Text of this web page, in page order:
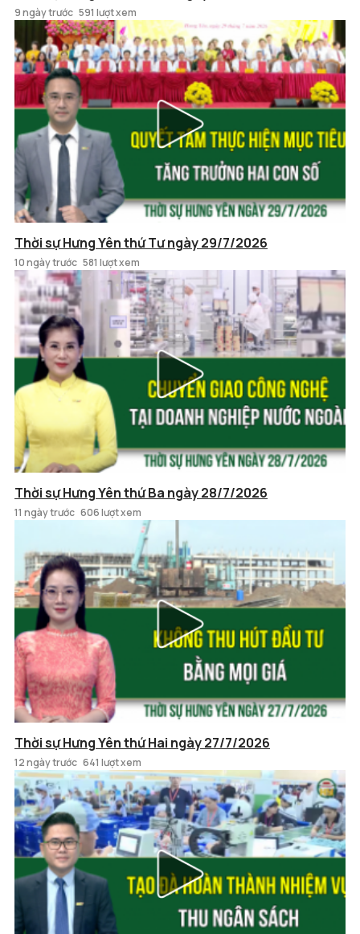
9 ngày trước 591 lượt xem
Thời sự Hưng Yên thứ Tư ngày 29/7/2026
10 ngày trước 581 lượt xem
Thời sự Hưng Yên thứ Ba ngày 28/7/2026
11 ngày trước 606 lượt xem
Thời sự Hưng Yên thứ Hai ngày 27/7/2026
12 ngày trước 641 lượt xem